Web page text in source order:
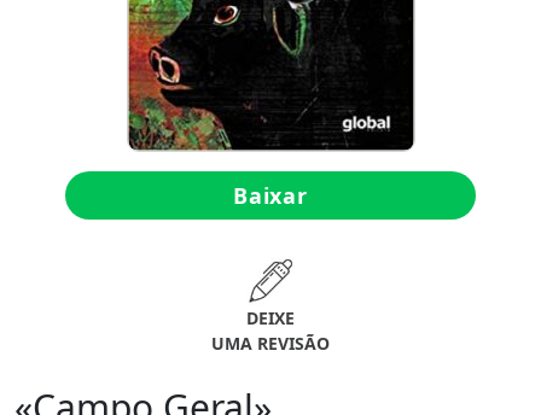
Baixar
DEIXE
UMA REVISÃO